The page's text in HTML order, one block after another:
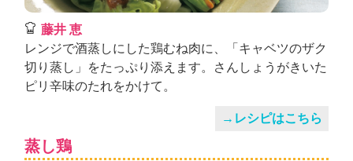
藤井 恵
レンジで酒蒸しにした鶏むね肉に、「キャベツのザク
切り蒸し」をたっぷり添えます。さんしょうがきいた
ピリ辛味のたれをかけて。
→レシピはこちら
蒸し鶏